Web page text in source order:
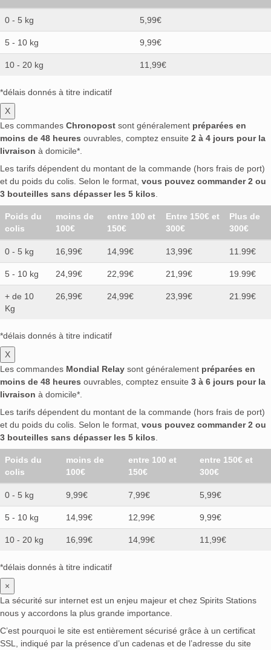
0 - 5 kg 5,99€
5 - 10 kg 9,99€
10 - 20 kg 11,99€
*délais donnés à titre indicatif
X
Les commandes Chronopost sont généralement préparées en
moins de 48 heures ouvrables, comptez ensuite 2 à 4 jours pour la
livraison à domicile*.
Les tarifs dépendent du montant de la commande (hors frais de port)
et du poids du colis. Selon le format, vous pouvez commander 2 ou
3 bouteilles sans dépasser les 5 kilos
Poids du
colis
moins de
100€
entre 100 et
150€
Entre 150€ et
300€
Plus de
300€
0 - 5 kg 16,99€ 14,99€ 13,99€ 11.99€
5 - 10 kg 24,99€ 22,99€ 21,99€ 19.99€
+ de 10
Kg
26,99€ 24,99€ 23,99€ 21.99€
*délais donnés à titre indicatif
X
Les commandes Mondial Relay sont généralement préparées en
moins de 48 heures ouvrables, comptez ensuite 3 à 6 jours pour la
livraison à domicile*.
Les tarifs dépendent du montant de la commande (hors frais de port)
et du poids du colis. Selon le format, vous pouvez commander 2 ou
3 bouteilles sans dépasser les 5 kilos
Poids du
colis
moins de
100€
entre 100 et
150€
entre 150€ et
300€
0 - 5 kg 9,99€ 7,99€ 5,99€
5 - 10 kg 14,99€ 12,99€ 9,99€
10 - 20 kg 16,99€ 14,99€ 11,99€
*délais donnés à titre indicatif
×
La sécurité sur internet est un enjeu majeur et chez Spirits Stations
nous y accordons la plus grande importance.
C’est pourquoi le site est entièrement sécurisé grâce à un certificat
SSL, indiqué par la présence d’un cadenas et de l’adresse du site